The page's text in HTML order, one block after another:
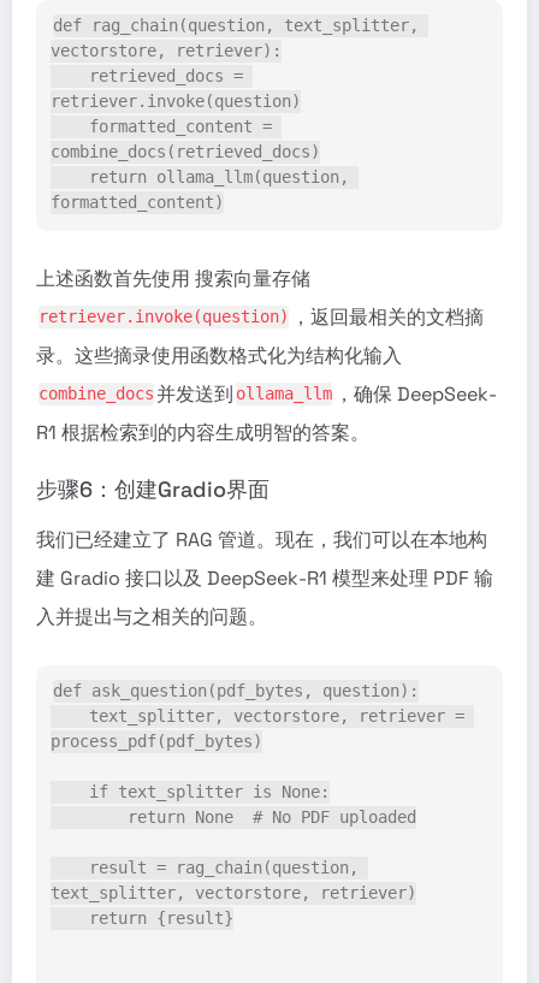
def rag_chain(question, text_splitter,
vectorstore, retriever):
retriever.invoke(question)
combine_docs(retrieved_docs)
formatted_content)
上述函数首先使用 搜索向量存储
retriever.invoke(question)
，返回最相关的文档摘
录。这些摘录使用函数格式化为结构化输入
combine_docs并发送到 ollama_llm ，确保 DeepSeek-
R1 根据检索到的内容生成明智的答案。
步骤6：创建Gradio界面
我们已经建立了 RAG 管道。现在，我们可以在本地构
建 Gradio 接口以及 DeepSeek-R1 模型来处理 PDF 输
入并提出与之相关的问题。
def ask_question(pdf_bytes, question):
process_pdf(pdf_bytes)
    if text_splitter is None:
        return None  # No PDF uploaded
text_splitter, vectorstore, retriever)
    return {result}